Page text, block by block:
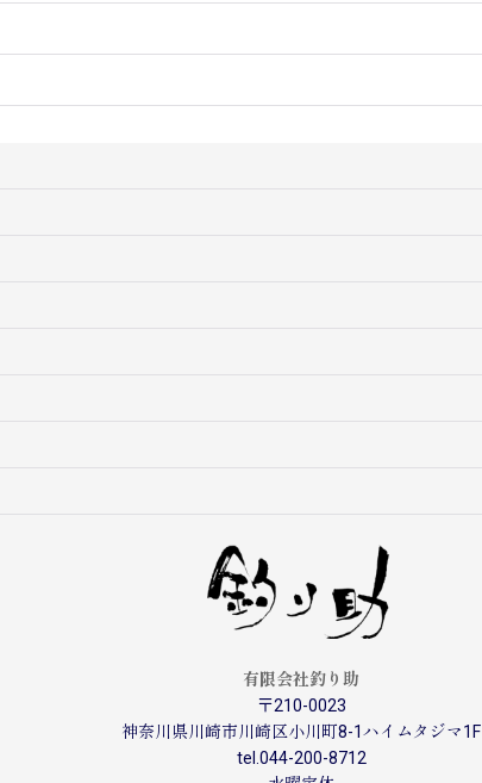
有限会社釣り助
〒210-0023
神奈川県川崎市川崎区小川町8-1ハイムタジマ1F
tel.044-200-8712